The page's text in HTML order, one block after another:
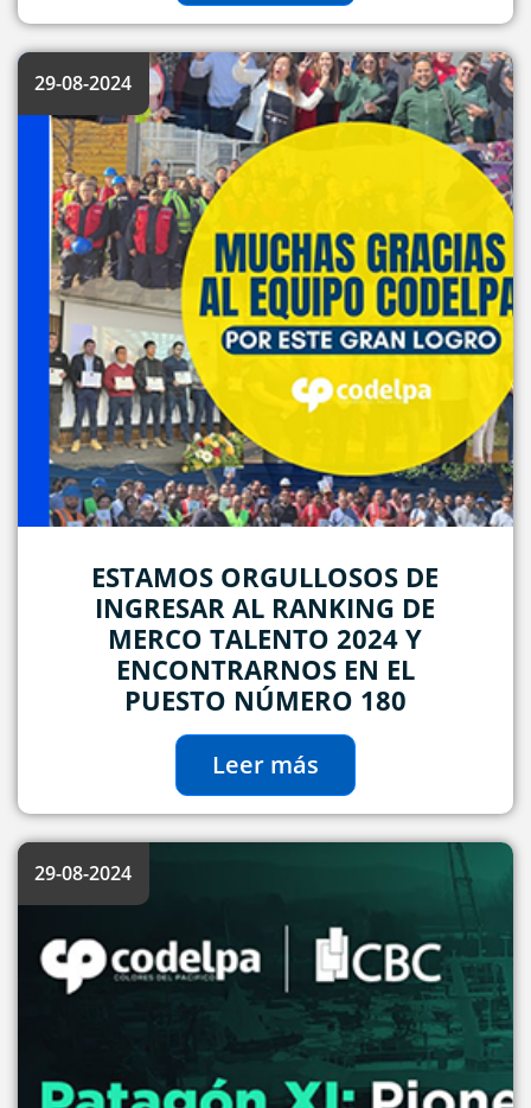
29-08-2024
ESTAMOS ORGULLOSOS DE
INGRESAR AL RANKING DE
MERCO TALENTO 2024 Y
ENCONTRARNOS EN EL
PUESTO NÚMERO 180
Leer más
29-08-2024